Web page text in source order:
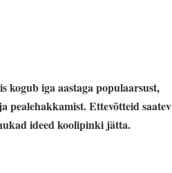
kogub iga aastaga populaarsust,
pealehakkamist. Ettevõtteid saatev
ideed koolipinki jätta.